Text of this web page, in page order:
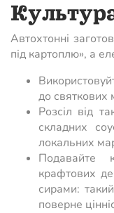
Автохтонні
під картоплю», а
до святкових
Розсіл від
складних
локальних
Подавайте
крафтових
сирами:
поверне